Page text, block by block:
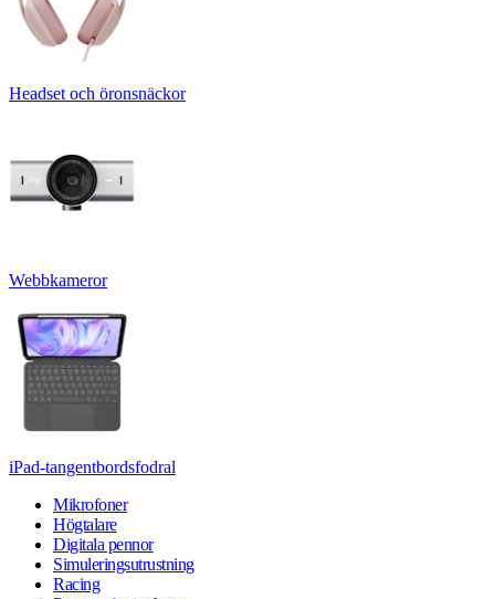
Headset och öronsnäckor
Webbkameror
iPad-tangentbordsfodral
Mikrofoner
Högtalare
Digitala pennor
Simuleringsutrustning
Racing